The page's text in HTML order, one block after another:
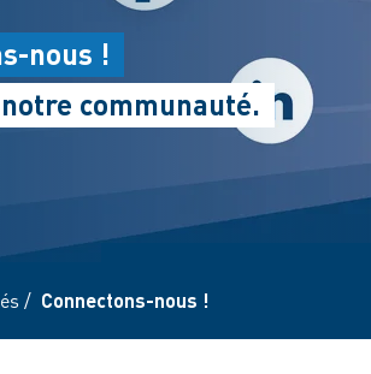
nous !
communauté.
/ Connectons-nous !